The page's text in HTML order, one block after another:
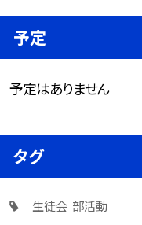
予定
予定はありません
タグ
生徒会 部活動